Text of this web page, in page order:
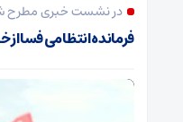
در نشست خبری مطرح
فرمانده انتظامی فسا از